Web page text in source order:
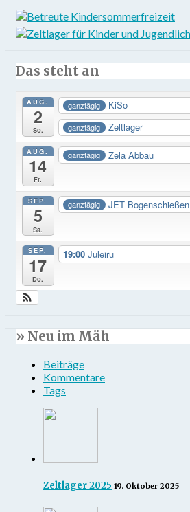
Das steht an
AUG.
2
So.
ganztägig KiSo
ganztägig Zeltlager
AUG.
14
Fr.
ganztägig Zela Abbau
SEP.
5
Sa.
ganztägig JET Bogenschießen
SEP.
17
Do.
19:00 Juleiru
» Neu im Mäh
Beiträge
Kommentare
Tags
Zeltlager 2025 19. Oktober 2025